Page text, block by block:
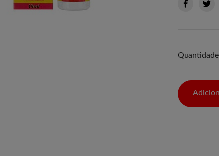
Quantidade